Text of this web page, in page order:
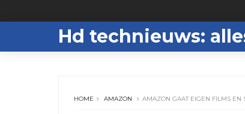
Hd technieuws:
HOME AMAZON AMAZON GAAT EIGEN FILMS EN